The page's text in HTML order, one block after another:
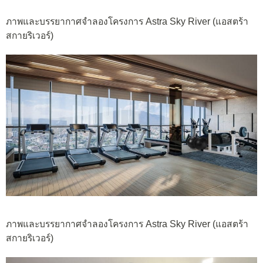
ภาพและบรรยากาศจำลองโครงการ Astra Sky River (แอสตร้า
สกายริเวอร์)
ภาพและบรรยากาศจำลองโครงการ Astra Sky River (แอสตร้า
สกายริเวอร์)